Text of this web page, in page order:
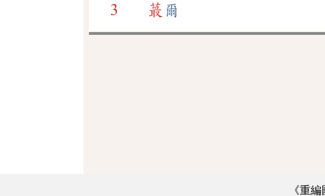
3 蕞 爾
《重